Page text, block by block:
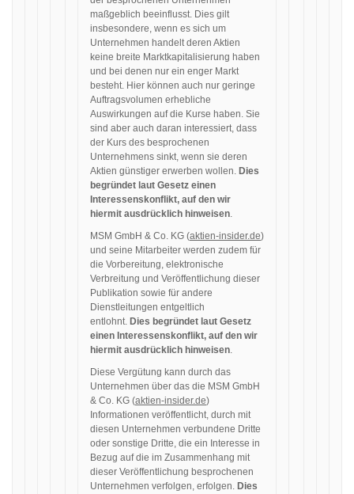
maßgeblich beeinflusst. Dies gilt
insbesondere, wenn es sich um
Unternehmen handelt deren Aktien
keine breite Marktkapitalisierung haben
und bei denen nur ein enger Markt
besteht. Hier können auch nur geringe
Auftragsvolumen erhebliche
Auswirkungen auf die Kurse haben. Sie
sind aber auch daran interessiert, dass
der Kurs des besprochenen
Unternehmens sinkt, wenn sie deren
Aktien günstiger erwerben wollen. Dies
begründet laut Gesetz einen
Interessenskonflikt, auf den wir
hiermit ausdrücklich hinweisen.
MSM GmbH & Co. KG (aktien-insider.de)
und seine Mitarbeiter werden zudem für
die Vorbereitung, elektronische
Verbreitung und Veröffentlichung dieser
Publikation sowie für andere
Dienstleitungen entgeltlich
entlohnt. Dies begründet laut Gesetz
einen Interessenskonflikt, auf den wir
hiermit ausdrücklich hinweisen.
Diese Vergütung kann durch das
Unternehmen über das die MSM GmbH
& Co. KG (aktien-insider.de)
Informationen veröffentlicht, durch mit
diesen Unternehmen verbundene Dritte
oder sonstige Dritte, die ein Interesse in
Bezug auf die im Zusammenhang mit
dieser Veröffentlichung besprochenen
Unternehmen verfolgen, erfolgen. Dies